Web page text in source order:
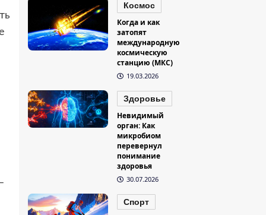
Космос
Когда и как
затопят
международную
космическую
станцию (МКС)
19.03.2026
Здоровье
Невидимый
орган: Как
микробиом
перевернул
понимание
здоровья
30.07.2026
Спорт